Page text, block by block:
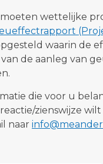
wettelijke
waarin de
de aanleg van
die voor u
zienswijze
naar